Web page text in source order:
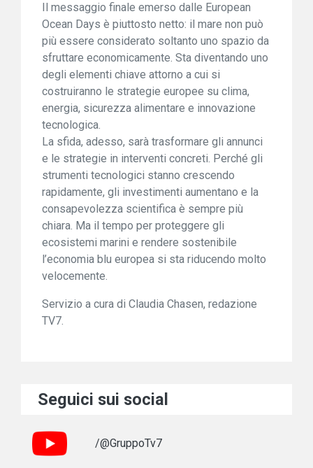
Il messaggio finale emerso dalle European
Ocean Days è piuttosto netto: il mare non può
più essere considerato soltanto uno spazio da
sfruttare economicamente. Sta diventando uno
degli elementi chiave attorno a cui si
costruiranno le strategie europee su clima,
energia, sicurezza alimentare e innovazione
tecnologica.
La sfida, adesso, sarà trasformare gli annunci
e le strategie in interventi concreti. Perché gli
strumenti tecnologici stanno crescendo
rapidamente, gli investimenti aumentano e la
consapevolezza scientifica è sempre più
chiara. Ma il tempo per proteggere gli
ecosistemi marini e rendere sostenibile
l’economia blu europea si sta riducendo molto
velocemente.
Servizio a cura di Claudia Chasen, redazione
TV7.
Seguici sui social
/@GruppoTv7